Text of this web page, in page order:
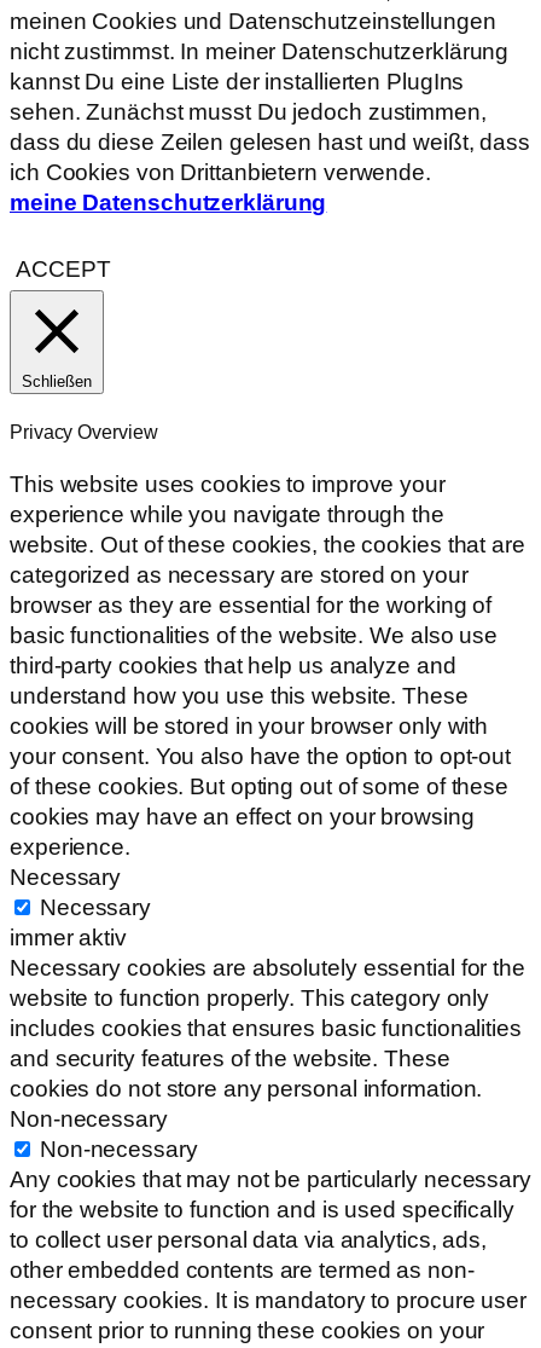
meinen Cookies und Datenschutzeinstellungen
nicht zustimmst. In meiner Datenschutzerklärung
kannst Du eine Liste der installierten PlugIns
sehen. Zunächst musst Du jedoch zustimmen,
dass du diese Zeilen gelesen hast und weißt, dass
ich Cookies von Drittanbietern verwende.
meine Datenschutzerklärung
ACCEPT
Schließen
Privacy Overview
This website uses cookies to improve your
experience while you navigate through the
website. Out of these cookies, the cookies that are
categorized as necessary are stored on your
browser as they are essential for the working of
basic functionalities of the website. We also use
third-party cookies that help us analyze and
understand how you use this website. These
cookies will be stored in your browser only with
your consent. You also have the option to opt-out
of these cookies. But opting out of some of these
cookies may have an effect on your browsing
experience.
Necessary
Necessary
immer aktiv
Necessary cookies are absolutely essential for the
website to function properly. This category only
includes cookies that ensures basic functionalities
and security features of the website. These
cookies do not store any personal information.
Non-necessary
Non-necessary
Any cookies that may not be particularly necessary
for the website to function and is used specifically
to collect user personal data via analytics, ads,
other embedded contents are termed as non-
necessary cookies. It is mandatory to procure user
consent prior to running these cookies on your